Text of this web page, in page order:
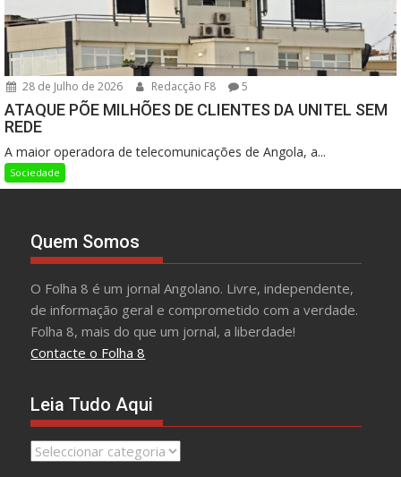
28 de Julho de 2026 Redacção F8 5
ATAQUE PÕE MILHÕES DE CLIENTES DA UNITEL SEM
REDE
A maior operadora de telecomunicações de Angola, a...
Sociedade
Quem Somos
O Folha 8 é um jornal Angolano. Livre, independente,
de informação geral e comprometido com a verdade.
Folha 8, mais do que um jornal, a liberdade!
Contacte o Folha 8
Leia Tudo Aqui
Leia